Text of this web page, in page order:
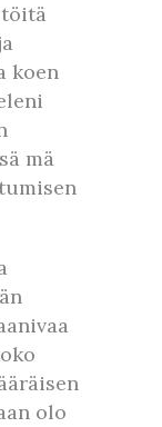
koen
mä
olo